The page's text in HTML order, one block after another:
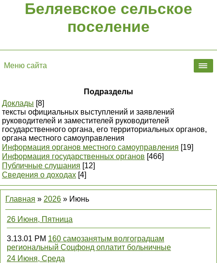
Беляевское сельское
поселение
Меню сайта
Подразделы
Доклады [8]
тексты официальных выступлений и заявлений
руководителей и заместителей руководителей
государственного органа, его территориальных органов,
органа местного самоуправления
Информация органов местного самоуправления [19]
Информация государственных органов [466]
Публичные слушания [12]
Сведения о доходах [4]
Главная » 2026 » Июнь
26 Июня, Пятница
3.13.01 PM 160 самозанятым волгоградцам
региональный Соцфонд оплатит больничные
24 Июня, Среда